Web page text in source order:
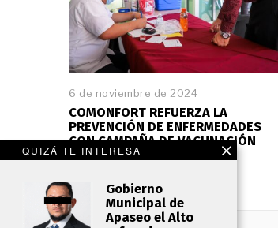
QUIZÁ TE INTERESA
Gobierno
Municipal de
Apaseo el Alto
6 de noviembre de 2024
COMONFORT REFUERZA LA
PREVENCIÓN DE ENFERMEDADES
CON CAMPAÑA DE VACUNACIÓN